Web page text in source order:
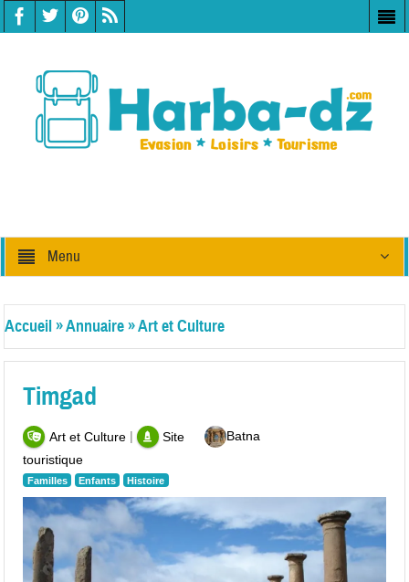
Menu
Accueil»Annuaire»Art et Culture
Timgad
Art et Culture|
Site
touristique
Familles Enfants Histoire
Batna